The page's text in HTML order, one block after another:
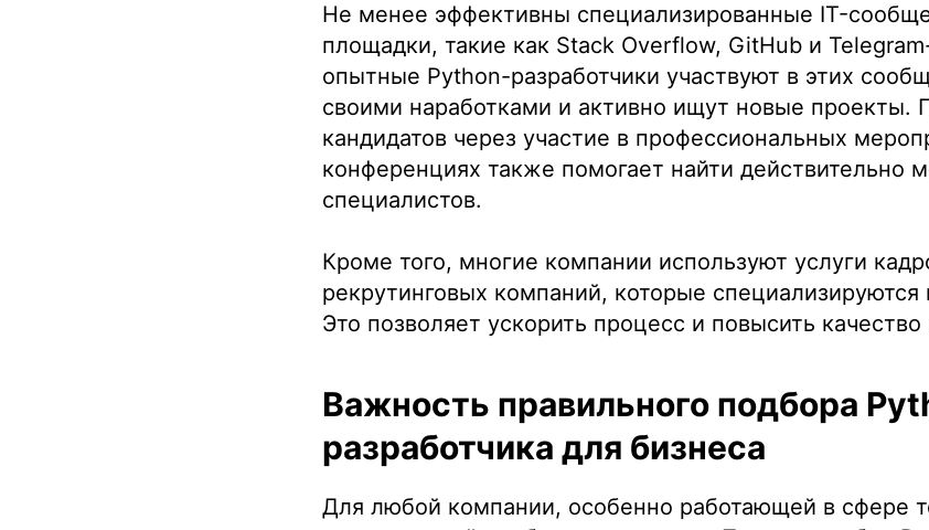
Не менее эффективны специализированные IT-
площадки, такие как Stack Overflow, GitHub и
опытные Python-разработчики участвуют в этих
своими наработками и активно ищут новые проекты.
кандидатов через участие в профессиональных
конференциях также помогает найти действительно
специалистов.
Кроме того, многие компании используют услуги
рекрутинговых компаний, которые
Это позволяет ускорить процесс и повысить качество
Важность правильного подбора
разработчика для бизнеса
Для любой компании, особенно работающей в сфере